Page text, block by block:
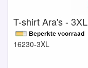
T-shirt Ara's - 3XL
16230-3XL